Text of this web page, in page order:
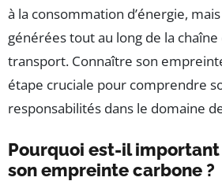
à la consommation d’énergie,
générées tout au long de la
transport. Connaître son
étape cruciale pour comprendre
responsabilités dans le domaine
Pourquoi est-il
son empreinte carbone ?